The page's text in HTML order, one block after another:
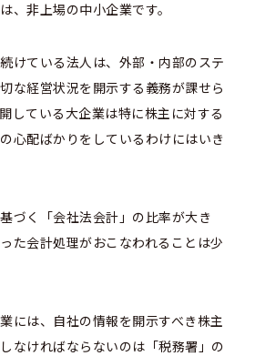
、非上場の中小企業です。
けている法人は、外部・内部のステ
な経営状況を開示する義務が課せら
している大企業は特に株主に対する
心配ばかりをしているわけにはいき
づく「会社法会計」の比率が大き
た会計処理がおこなわれることは少
には、自社の情報を開示すべき株主
なければならないのは「税務署」の